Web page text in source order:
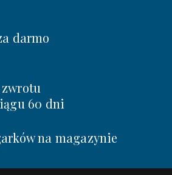
darmo
60 dni
na magazynie